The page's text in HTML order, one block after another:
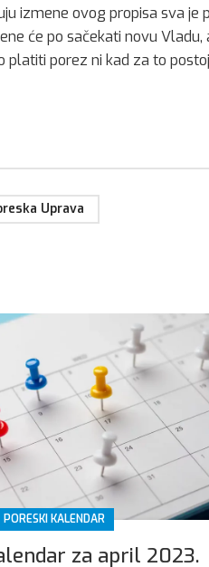
izmene ovog propisa sva je
će po sačekati novu
platiti porez ni kad za to
Uprava
PORESKI KALENDAR
za april 2023.